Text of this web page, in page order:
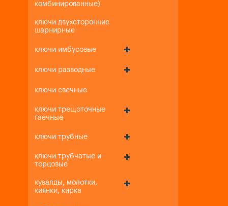
комбинированные)
ключи двухсторонние
шарнирные
ключи имбусовые
ключи разводные
ключи свечные
ключи трещоточные
гаечные
ключи трубные
ключи трубчатые и
торцовые
кувалды, молотки,
киянки, кирка